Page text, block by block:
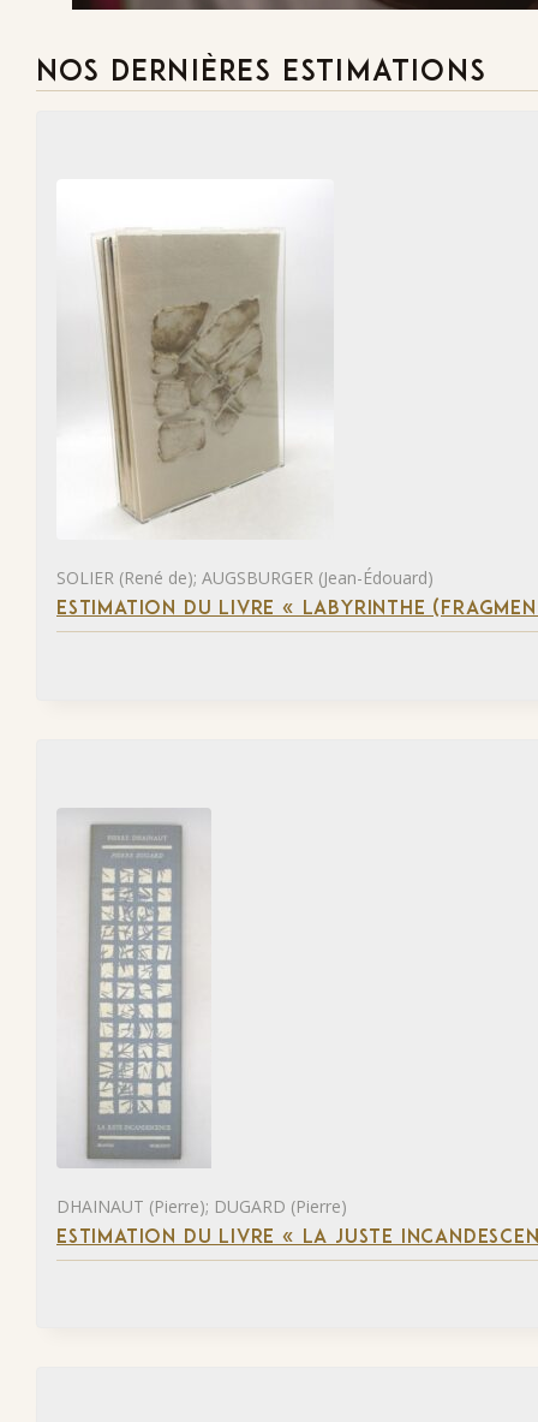
NOS DERNIÈRES ESTIMATIONS
SOLIER (René de); AUGSBURGER (Jean-Édouard)
ESTIMATION DU LIVRE « LABYRINTHE
DHAINAUT (Pierre); DUGARD (Pierre)
ESTIMATION DU LIVRE « LA JUSTE